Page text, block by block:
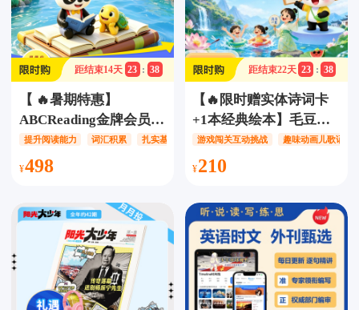
距结束14天 23 : 38
【 🔥暑期特惠】
ABCReading金牌会员
【一年卡】，上新
700+RAZ绘本+AI复习
RAZ ，27个级别，
2000+册原版绘本，累计
1.7万词汇，让孩子的英
语学习之旅更加精彩！
ABCreading/ABC
reading/ABC Reading
提升阅读能力 词汇积累 扎实基础
498
距结束22天 23 : 38
【🔥限时赠实体诗词卡
+1本经典绘本】毛豆爱
古诗终身卡，140首精讲
诗/200首拓展诗/共计340
耳熟能详的诗人/140+个
人文知识/260+个自然百
科知识拓展，趣味互动
动画跟读学习，让孩子
爱上学古诗~
游戏闯关互动挑战 趣味动画儿歌诵读
210